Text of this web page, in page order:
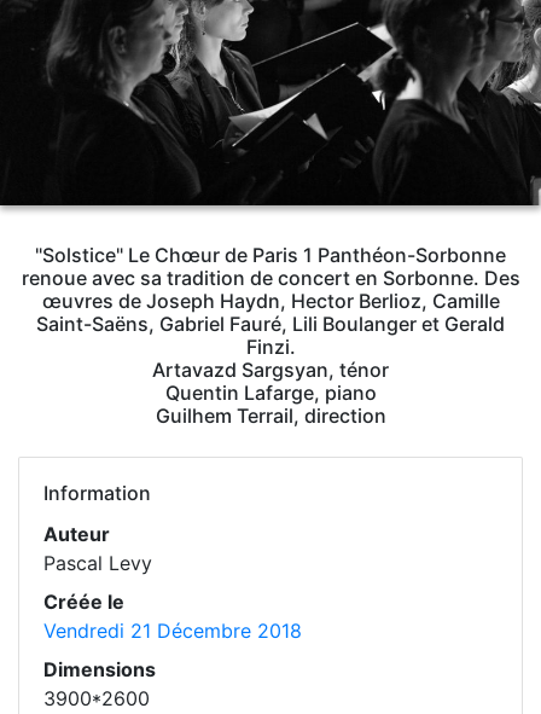
"Solstice" Le Chœur de Paris 1 Panthéon-Sorbonne
renoue avec sa tradition de concert en Sorbonne. Des
œuvres de Joseph Haydn, Hector Berlioz, Camille
Saint-Saëns, Gabriel Fauré, Lili Boulanger et Gerald
Finzi.
Artavazd Sargsyan, ténor
Quentin Lafarge, piano
Guilhem Terrail, direction
Information
Auteur
Pascal Levy
Créée le
Vendredi 21 Décembre 2018
Dimensions
3900*2600